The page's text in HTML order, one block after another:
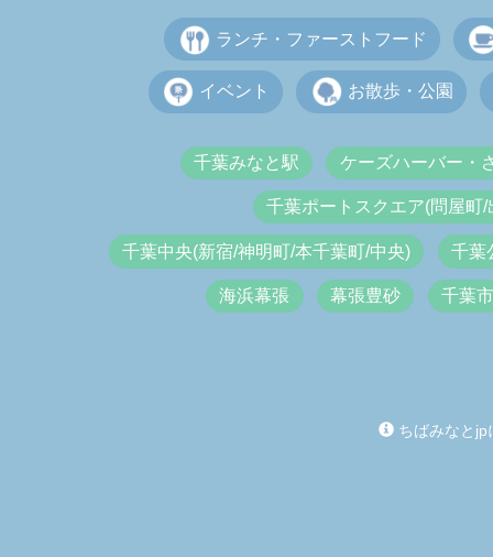
ランチ・ファーストフード
イベント お散歩・公園
千葉みなと駅 ケーズハーバー・
千葉ポートスクエア(問屋町/
千葉中央(新宿/神明町/本千葉町/中央) 千葉
海浜幕張 幕張豊砂 千葉
ちばみなとjp